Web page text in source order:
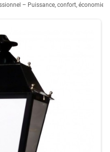
– Puissance, confort, économie